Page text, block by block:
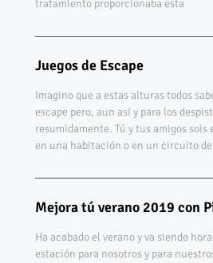
tratamiento proporcionaba esta
Juegos de Escape
Imagino que a estas alturas todos
escape pero, aun así y para los
resumidamente. Tú y tus amigos
en una habitación o en un circuito
Mejora tú verano 2019 con
Ha acabado el verano y va siendo
estación para nosotros y para